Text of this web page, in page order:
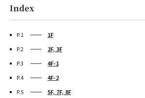
Index
P.1
1F
P.2
2F, 3F
P.3
4F-1
P.4
4F-2
P.5
5F, 7F, 8F